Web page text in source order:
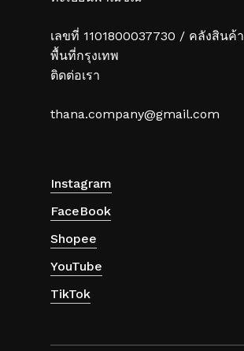
เลขที่ 1101800037730 / คลังสินค้า
พื้นที่กรุงเทพ
ติดต่อเรา
thana.company@gmail.com
Instagram
FaceBook
Shopee
YouTube
TikTok